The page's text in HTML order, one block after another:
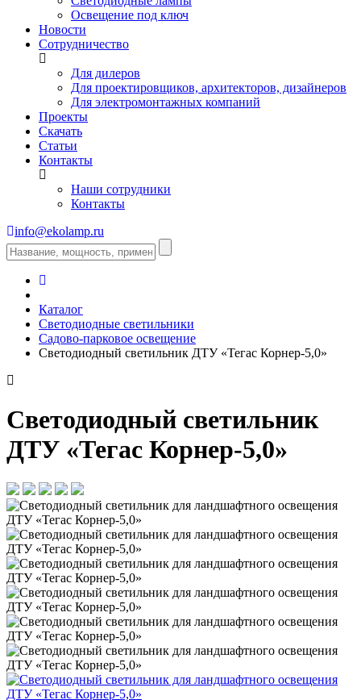
Освещение под ключ
Новости
Сотрудничество
Для дилеров
Для проектировщиков, архитекторов, дизайнеров
Для электромонтажных компаний
Проекты
Скачать
Статьи
Контакты
Наши сотрудники
Контакты
info@ekolamp.ru
Каталог
Светодиодные светильники
Садово-парковое освещение
Светодиодный светильник ДТУ «Тегас Корнер-5,0»
Светодиодный светильник
ДТУ «Тегас Корнер-5,0»